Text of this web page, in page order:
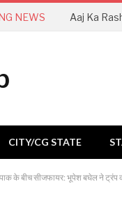
NEWS
CITY/CG STATE
के बीच सीजफायर: भूपेश बघेल ने ट्रंप